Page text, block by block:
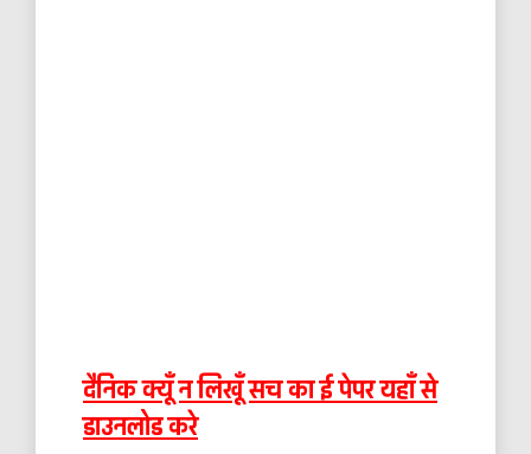
दैनिक क्यूँ न लिखूँ सच का ई पेपर यहाँ से
डाउनलोड करे